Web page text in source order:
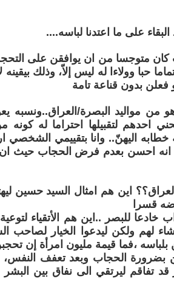
على ما اعتدنا لباسه....
متوجسا من ان يوافقن على
حبا وولاءا له ليس إلاّ، وذلك
بدون قناعة تامة
من مواليد البصرة/العراق..ونسبه
احدهم لتقبيلها احتراما له كونه
خطابه اليهنّ.. وانا بتقييمي الشخصي
انه احسن بعدم فرض الحجاب حيث ان
اين هم امثال السيد حسين
قسرا
للبصر ..اين هم الأتقياء لتوعية
لهم ولكن ليدعوا الخيار لصاحب
،فما قيمة مليون امرأة إن
بضرورة الحجاب وبعد تعفف النفس،
قد تفاقم ليرتقي الى نفاق بين